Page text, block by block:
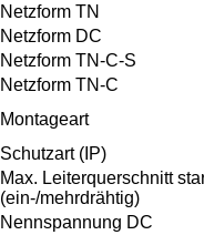
Netzform TN
Netzform DC
Netzform TN-C-S
Netzform TN-C
Montageart
Schutzart (IP)
Max. Leiterquerschnitt
(ein-/mehrdrähtig)
Nennspannung DC